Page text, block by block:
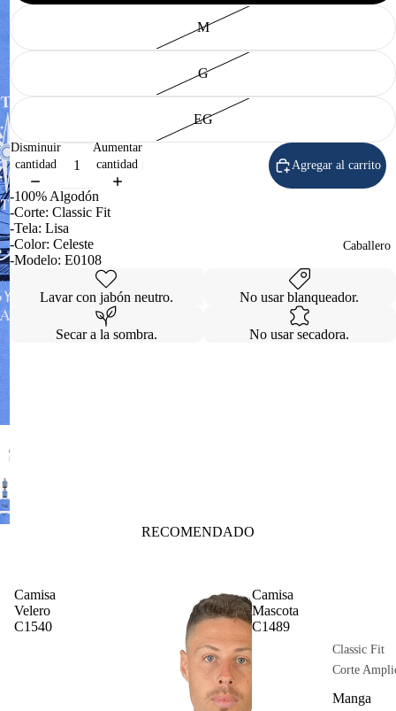
Caballero
Classic Fit
Corte
Manga
M
G
EG
Disminuir
cantidad
Aumentar
cantidad
Agregar al carrito
-100% Algodón
-Corte: Classic Fit
-Tela: Lisa
-Color: Celeste
-Modelo: E0108
Lavar con jabón neutro. No usar blanqueador.
Secar a la sombra. No usar secadora.
RECOMENDADO
Camisa
Velero
C1540
Camisa
Mascota
C1489